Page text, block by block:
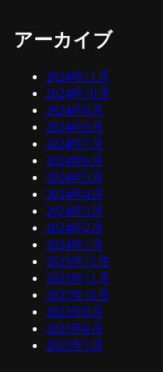
アーカイブ
2024年11月
2024年10月
2024年9月
2024年8月
2024年7月
2024年6月
2024年5月
2024年4月
2024年3月
2024年2月
2024年1月
2023年12月
2023年11月
2023年10月
2023年9月
2023年8月
2023年7月